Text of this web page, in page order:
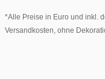
*Alle Preise in Euro und inkl.
Versandkosten, ohne